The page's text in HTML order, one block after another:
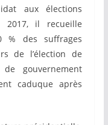
aux élections
2017, il recueille
% des suffrages
de l’élection de
gouvernement
caduque après